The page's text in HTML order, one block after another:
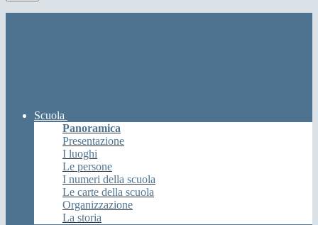
Scuola
Panoramica
Presentazione
I luoghi
Le persone
I numeri della scuola
Le carte della scuola
Organizzazione
La storia